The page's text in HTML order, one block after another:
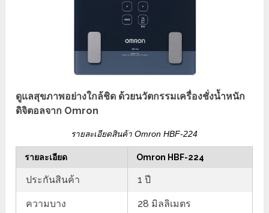
ดูแลสุขภาพอย่างใกล้ชิด ด้วยนวัตกรรมเครื่องชั่งน้ำหนัก
ดิจิตอลจาก Omron
รายละเอียดสินค้า Omron HBF-224
รายละเอียด Omron HBF-224
ประกันสินค้า 1 ปี
ความบาง 28 มิลลิเมตร